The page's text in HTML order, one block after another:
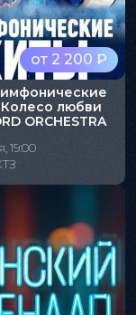
от 2 200 ₽
любви
ORCHESTRA
19:00